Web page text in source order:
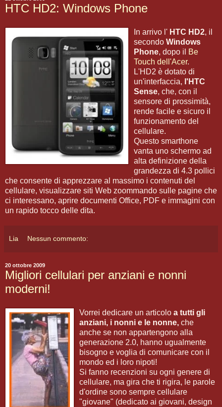
HTC HD2: Windows Phone
In arrivo l' HTC HD2, il
secondo Windows
Phone, dopo il
Be
Touch dell'Acer.
L'HD2 è dotato di
un'interfaccia, l'HTC
Sense, che, con il
sensore di prossimità,
rende facile e sicuro il
funzionamento del
cellulare.
Questo smarthone
vanta uno schermo ad
alta definizione della
grandezza di 4.3 pollici
che consente di apprezzare al massimo i contenuti del
cellulare, visualizzare siti Web zoommando sulle pagine che
ci interessano, aprire documenti Office, PDF e immagini con
un rapido tocco delle dita.
Lia Nessun commento:
20 ottobre 2009
Migliori cellulari per anziani e nonni
moderni!
Vorrei dedicare un articolo a tutti gli
anziani, i nonni e le nonne, che
anche se non appartengono alla
generazione 2.0, hanno ugualmente
bisogno e voglia di comunicare con il
mondo ed i loro nipoti!
Si fanno recenzioni su ogni genere di
cellulare, ma gira che ti rigira, le parole
d'ordine sono sempre cellulare
"giovane" (dedicato ai giovani, design